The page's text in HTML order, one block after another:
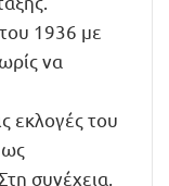
1936 με
να
εκλογές του
ως
συνέχεια,